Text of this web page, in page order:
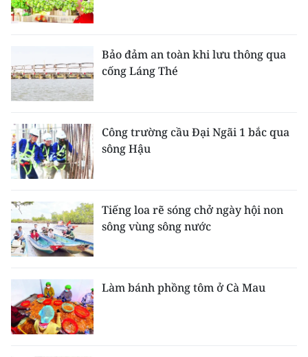
Bảo đảm an toàn khi lưu thông qua
cống Láng Thé
Công trường cầu Đại Ngãi 1 bắc qua
sông Hậu
Tiếng loa rẽ sóng chở ngày hội non
sông vùng sông nước
Làm bánh phồng tôm ở Cà Mau